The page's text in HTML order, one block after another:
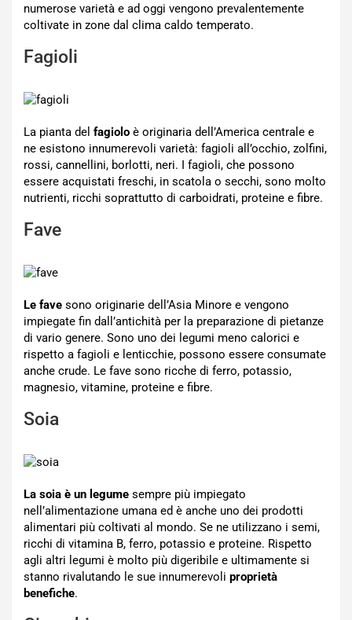
numerose varietà e ad oggi vengono prevalentemente
coltivate in zone dal clima caldo temperato.
Fagioli
La pianta del fagiolo è originaria dell’America centrale e
ne esistono innumerevoli varietà: fagioli all’occhio, zolfini,
rossi, cannellini, borlotti, neri. I fagioli, che possono
essere acquistati freschi, in scatola o secchi, sono molto
nutrienti, ricchi soprattutto di carboidrati, proteine e fibre.
Fave
Le fave sono originarie dell’Asia Minore e vengono
impiegate fin dall’antichità per la preparazione di pietanze
di vario genere. Sono uno dei legumi meno calorici e
rispetto a fagioli e lenticchie, possono essere consumate
anche crude. Le fave sono ricche di ferro, potassio,
magnesio, vitamine, proteine e fibre.
Soia
La soia è un legume sempre più impiegato
nell’alimentazione umana ed è anche uno dei prodotti
alimentari più coltivati al mondo. Se ne utilizzano i semi,
ricchi di vitamina B, ferro, potassio e proteine. Rispetto
agli altri legumi è molto più digeribile e ultimamente si
stanno rivalutando le sue innumerevoli proprietà
benefiche.